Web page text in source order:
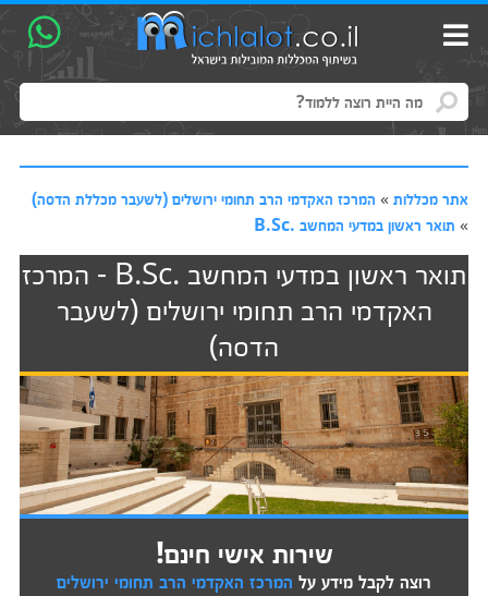
אתר מכללות» המרכז האקדמי הרב תחומי ירושלים (לשעבר מכללת הדסה)
» תואר ראשון במדעי המחשב .B.Sc
תואר ראשון במדעי המחשב .B.Sc - המרכז
האקדמי הרב תחומי ירושלים (לשעבר
הדסה)
שירות אישי חינם!
רוצה לקבל מידע על המרכז האקדמי הרב תחומי ירושלים